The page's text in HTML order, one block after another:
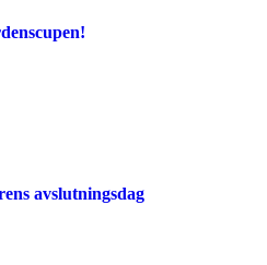
avslutningsdag